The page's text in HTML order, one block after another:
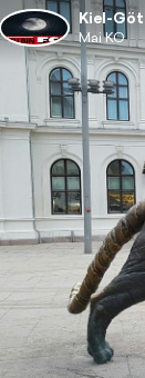
Kiel-
Mai KO